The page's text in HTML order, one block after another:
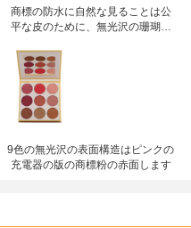
商標の防水に自然な見ることは公
平な皮のために、無光沢の珊瑚赤
9色の無光沢の表面構造はピンクの
充電器の版の商標粉の赤面します